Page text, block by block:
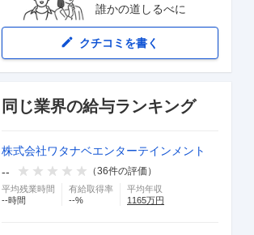
誰かの道しるべに
クチコミを書く
同じ業界の給与ランキング
株式会社ワタナベエンターテインメント
--
（36件の評価）
平均残業時間
--時間
有給取得率
--%
平均年収
1165万円